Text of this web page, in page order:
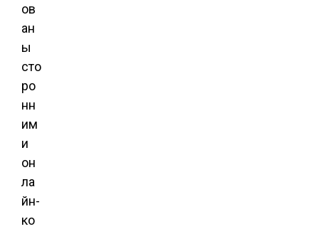
ов
ан
ы
сто
ро
нн
им
и
он
ла
йн-
ко